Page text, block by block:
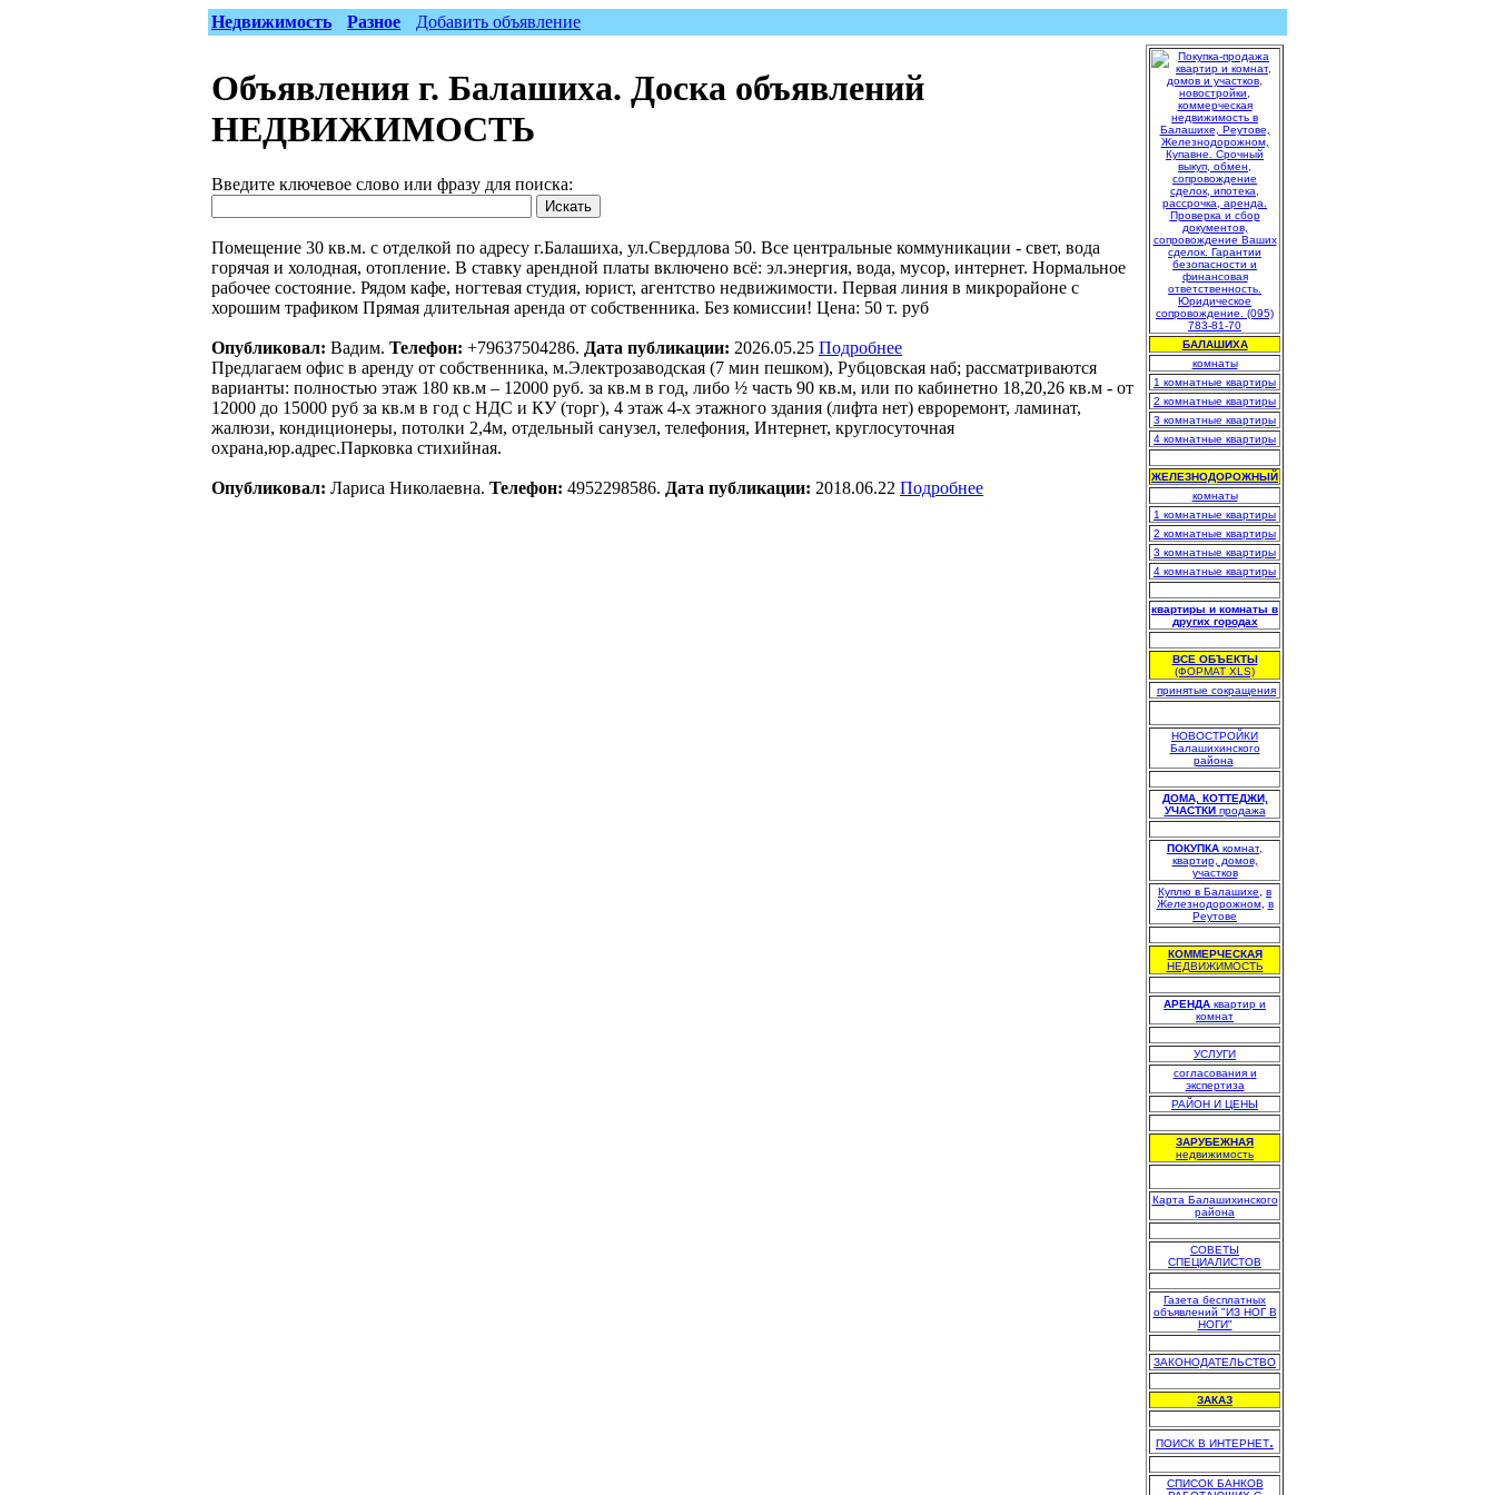
Недвижимость Разное Добавить объявление
Объявления г. Балашиха. Доска объявлений
НЕДВИЖИМОСТЬ
Введите ключевое слово или фразу для поиска:
Помещение 30 кв.м. с отделкой по адресу г.Балашиха, ул.Свердлова 50. Все центральные коммуникации - свет, вода
горячая и холодная, отопление. В ставку арендной платы включено всё: эл.энергия, вода, мусор, интернет. Нормальное
рабочее состояние. Рядом кафе, ногтевая студия, юрист, агентство недвижимости. Первая линия в микрорайоне с
хорошим трафиком Прямая длительная аренда от собственника. Без комиссии! Цена: 50 т. руб
Опубликовал: Вадим. Телефон: +79637504286. Дата публикации: 2026.05.25 Подробнее
Предлагаем офис в аренду от собственника, м.Электрозаводская (7 мин пешком), Рубцовская наб; рассматриваются
варианты: полностью этаж 180 кв.м – 12000 руб. за кв.м в год, либо ½ часть 90 кв.м, или по кабинетно 18,20,26 кв.м - от
12000 до 15000 руб за кв.м в год с НДС и КУ (торг), 4 этаж 4-х этажного здания (лифта нет) евроремонт, ламинат,
жалюзи, кондиционеры, потолки 2,4м, отдельный санузел, телефония, Интернет, круглосуточная
охрана,юр.адрес.Парковка стихийная.
Опубликовал: Лариса Николаевна. Телефон: 4952298586. Дата публикации: 2018.06.22 Подробнее
БАЛАШИХА
комнаты
1 комнатные квартиры
2 комнатные квартиры
3 комнатные квартиры
4 комнатные квартиры
ЖЕЛЕЗНОДОРОЖНЫЙ
комнаты
1 комнатные квартиры
2 комнатные квартиры
3 комнатные квартиры
4 комнатные квартиры
квартиры и комнаты в
других городах
ВСЕ ОБЪЕКТЫ
(ФОРМАТ XLS)
принятые сокращения
НОВОСТРОЙКИ
Балашихинского
района
ДОМА, КОТТЕДЖИ,
УЧАСТКИ продажа
ПОКУПКА комнат,
квартир, домов,
участков
Куплю в Балашихе
в
Железнодорожном, в
Реутове
КОММЕРЧЕСКАЯ
НЕДВИЖИМОСТЬ
АРЕНДА квартир и
комнат
УСЛУГИ
согласования и
экспертиза
РАЙОН И ЦЕНЫ
ЗАРУБЕЖНАЯ
недвижимость
Карта Балашихинского
района
СОВЕТЫ
СПЕЦИАЛИСТОВ
Газета бесплатных
объявлений "ИЗ НОГ В
НОГИ"
ЗАКОНОДАТЕЛЬСТВО
ЗАКАЗ
ПОИСК В ИНТЕРНЕТ.
СПИСОК БАНКОВ